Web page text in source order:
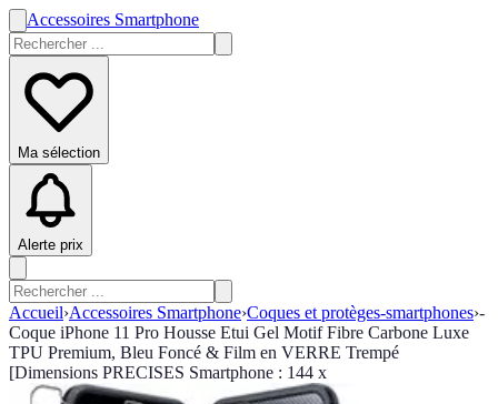
Accessoires Smartphone
Ma sélection
Alerte prix
Accueil›Accessoires Smartphone›Coques et protèges-smartphones›-
Coque iPhone 11 Pro Housse Etui Gel Motif Fibre Carbone Luxe
TPU Premium, Bleu Foncé & Film en VERRE Trempé
[Dimensions PRECISES Smartphone : 144 x